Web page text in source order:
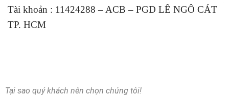
Tài khoản : 11424288 – ACB – PGD LÊ NGÔ CÁT
TP. HCM
Tại sao quý khách nên chọn chúng tôi!